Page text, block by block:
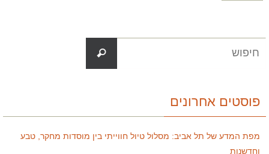
פוסטים אחרונים
מפת המדע של תל אביב: מסלול טיול חווייתי בין מוסדות מחקר, טבע
וחדשנות